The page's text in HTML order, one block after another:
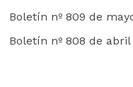
Boletín nº 809 de
Boletín nº 808 de abril